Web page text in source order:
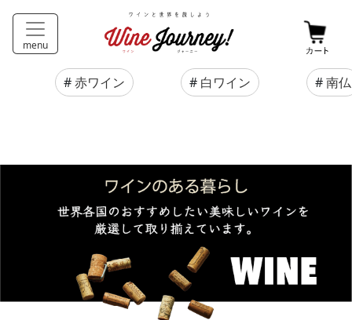
menu
#赤ワイン # 白ワイン #南仏